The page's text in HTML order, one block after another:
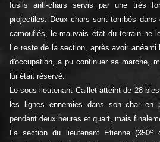
fusils anti-chars servis par une très
projectiles. Deux chars sont tombés dans
camouflés, le mauvais état du terrain ne
Le reste de la section, après avoir
d'occupation, a pu continuer sa marche,
lui était réservé.
Le sous-lieutenant Caillet atteint de 28
les lignes ennemies dans son char en
pendant deux heures et quart, mais
La section du lieutenant Etienne (350e